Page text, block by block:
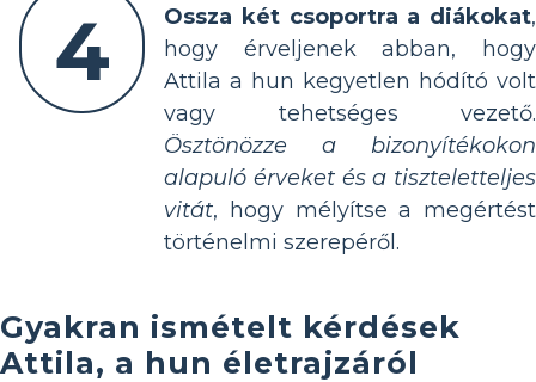
4 Ossza két csoportra a diákokat,
hogy érveljenek abban, hogy
Attila a hun kegyetlen hódító volt
vagy tehetséges vezető.
Ösztönözze a bizonyítékokon
alapuló érveket és a tiszteletteljes
vitát, hogy mélyítse a megértést
történelmi szerepéről.
Gyakran ismételt kérdések
Attila, a hun életrajzáról